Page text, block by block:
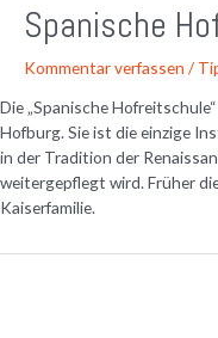
Spanische
Kommentar verfassen /
Die „Spanische
Hofburg. Sie ist die einzige
in der Tradition der
weitergepflegt wird. Früher
Kaiserfamilie.